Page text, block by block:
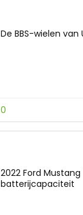
De BBS-wielen van
0
2022 Ford
batterijcapaciteit